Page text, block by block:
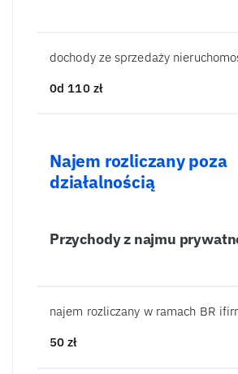
dochody ze sprzedaży
0d 110 zł
Najem rozliczany poza
działalnością
Przychody z najmu
najem rozliczany w ramach BR
50zł